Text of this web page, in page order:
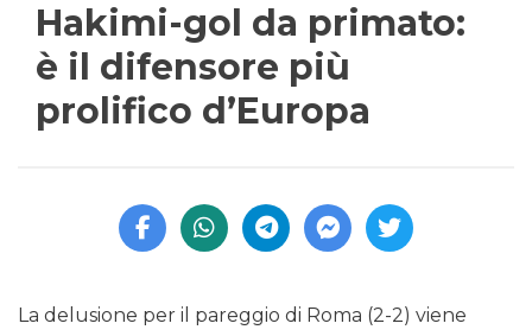
Hakimi-gol da primato:
è il difensore più
prolifico d’Europa
La delusione per il pareggio di Roma (2-2) viene